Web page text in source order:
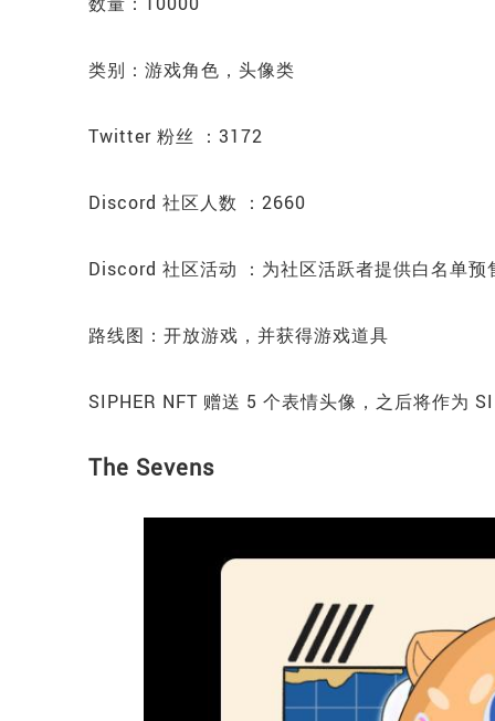
类别：游戏角色，头像类
Twitter 粉丝 ：3172
Discord 社区人数 ：2660
Discord 社区活动 ：为社区活跃者提供白名单预
路线图：开放游戏，并获得游戏道具
SIPHER NFT 赠送 5 个表情头像，之后将作为
The Sevens